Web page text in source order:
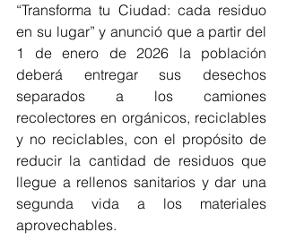
“Transforma tu Ciudad: cada residuo
en su lugar” y anunció que a partir del
1 de enero de 2026 la población
deberá entregar sus desechos
separados a los camiones
recolectores en orgánicos, reciclables
y no reciclables, con el propósito de
reducir la cantidad de residuos que
llegue a rellenos sanitarios y dar una
segunda vida a los materiales
aprovechables.